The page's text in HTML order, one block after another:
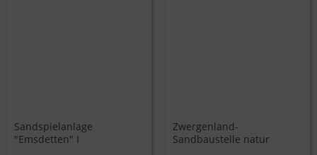
Sandspielanlage
"Emsdetten" I
Zwergenland-
Sandbaustelle natur